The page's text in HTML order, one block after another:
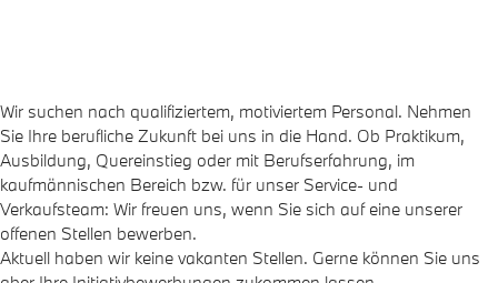
Wir suchen nach qualifiziertem, motiviertem Personal. Nehmen
Sie Ihre berufliche Zukunft bei uns in die Hand. Ob Praktikum,
Ausbildung, Quereinstieg oder mit Berufserfahrung, im
kaufmännischen Bereich bzw. für unser Service- und
Verkaufsteam: Wir freuen uns, wenn Sie sich auf eine unserer
offenen Stellen bewerben.
Aktuell haben wir keine vakanten Stellen. Gerne können Sie uns